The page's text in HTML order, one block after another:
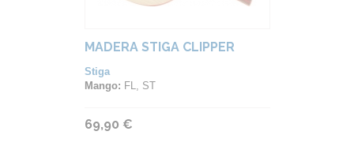
MADERA STIGA CLIPPER
Stiga
Mango: FL, ST
69,90 €